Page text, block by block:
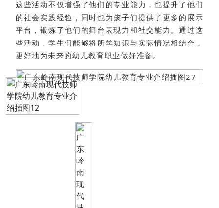
这些活动不仅增强了他们的专业能力，也提升了他们
的社会实践经验，同时也为孩子们提供了更多的展示
平台，锻炼了他们的舞台表现力和社交能力。通过这
些活动，学生们能够将所学知识与实际情况相结合，
更好地为未来的幼儿教育职业做好准备。